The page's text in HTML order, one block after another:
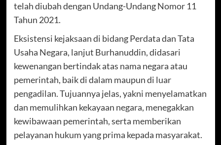
telah diubah dengan Undang-Undang Nomor 11
Tahun 2021.
Eksistensi kejaksaan di bidang Perdata dan Tata
Usaha Negara, lanjut Burhanuddin, didasari
kewenangan bertindak atas nama negara atau
pemerintah, baik di dalam maupun di luar
pengadilan. Tujuannya jelas, yakni menyelamatkan
dan memulihkan kekayaan negara, menegakkan
kewibawaan pemerintah, serta memberikan
pelayanan hukum yang prima kepada masyarakat.